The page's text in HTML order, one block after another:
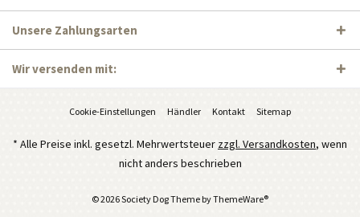
Unsere Zahlungsarten
Wir versenden mit:
Cookie-Einstellungen Händler Kontakt Sitemap
* Alle Preise inkl. gesetzl. Mehrwertsteuer zzgl. Versandkosten, wenn
nicht anders beschrieben
© 2026 Society Dog Theme byThemeWare®